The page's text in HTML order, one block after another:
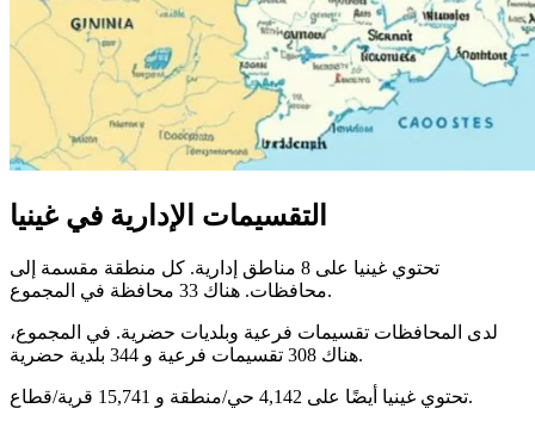
التقسيمات الإدارية في غينيا
تحتوي غينيا على 8 مناطق إدارية. كل منطقة مقسمة إلى
محافظات. هناك 33 محافظة في المجموع.
لدى المحافظات تقسيمات فرعية وبلديات حضرية. في المجموع،
هناك 308 تقسيمات فرعية و 344 بلدية حضرية.
تحتوي غينيا أيضًا على 4,142 حي/منطقة و 15,741 قرية/قطاع.